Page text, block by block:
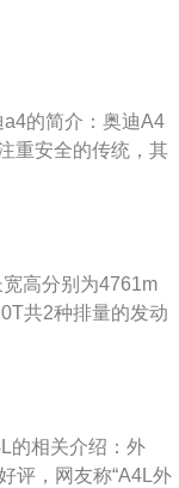
个完整的梯形格
机械增压的完美
213千瓦（290马
的简介：奥迪A4
重安全的传统，其
引入长轴距和涡轮
一般为新车换代于
正、缺欠的弥补，
革。
高分别为4761m
共2种排量的发动
。外观方面：全系
动感加强。
的相关介绍：外
评，网友称“A4L外